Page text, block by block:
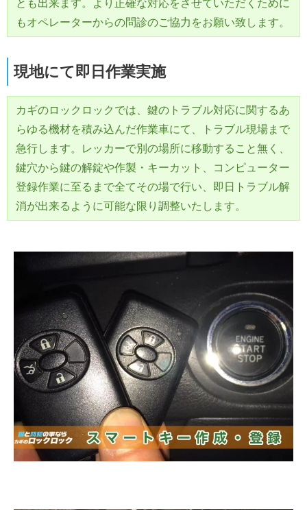
とも出来ます。より正確な対応をさせていただくために
もオペレーターからの問診のご協力をお願い致します。
現地にて即日作業実施
カギのロックロックでは、鍵のトラブル対応に関するあ
らゆる機材を積み込んだ作業車にて、トラブル現場まで
急行します。レッカーで別の場所に移動すること無く、
鍵穴から鍵の解錠や作製・キーカット、コンピューター
登録作業に至るまで全てその場で行い、即日トラブル解
消が出来るように可能な限り調整いたします。